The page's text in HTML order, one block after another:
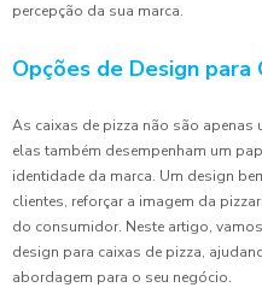
percepção da sua marca.
Opções de Design para
As caixas de pizza não são
elas também desempenham um
identidade da marca. Um design
clientes, reforçar a imagem da
do consumidor. Neste artigo,
design para caixas de pizza,
abordagem para o seu negócio.